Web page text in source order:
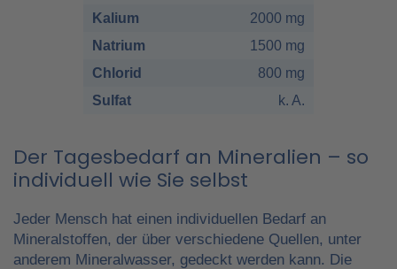
Kalium
2000 mg
Natrium
1500 mg
Chlorid
800 mg
Sulfat
k. A.
Der Tagesbedarf an Mineralien – so
individuell wie Sie selbst
Jeder Mensch hat einen individuellen Bedarf an
Mineralstoffen, der über verschiedene Quellen, unter
anderem Mineralwasser, gedeckt werden kann. Die